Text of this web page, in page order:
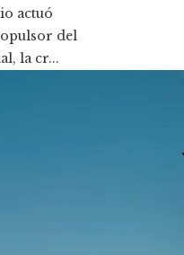
actuó
del
la cr...